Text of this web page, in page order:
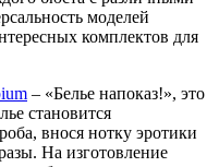
моделей
комплектов для
– «Белье напоказ!», это
становится
внося нотку эротики
На изготовление